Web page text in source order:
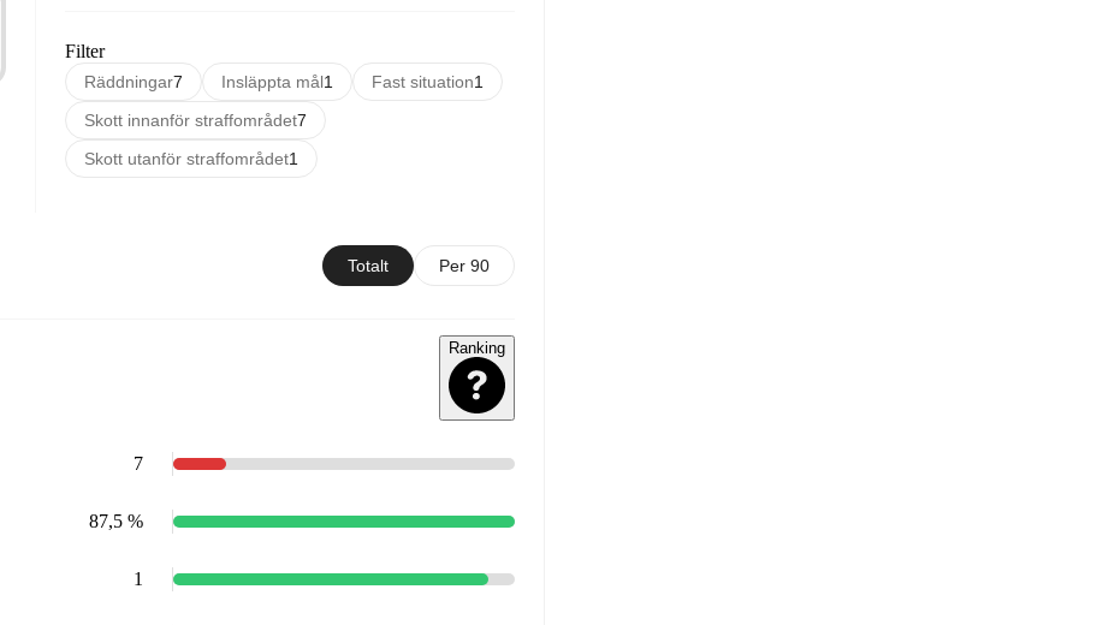
Filter
Räddningar7 Insläppta mål1 Fast situation1
Skott innanför straffområdet7
Skott utanför straffområdet1
Totalt Per 90
Ranking
7
87,5 %
1